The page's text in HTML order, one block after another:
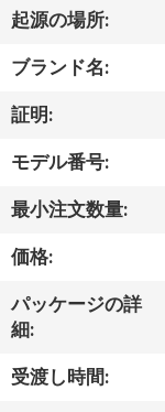
ロ
ダ
ク
ト
デ
オ
Rights
Reserved.
起源の場所:
ブランド名:
証明:
モデル番号:
最小注文数量:
価格:
パッケージの詳
細:
受渡し時間: